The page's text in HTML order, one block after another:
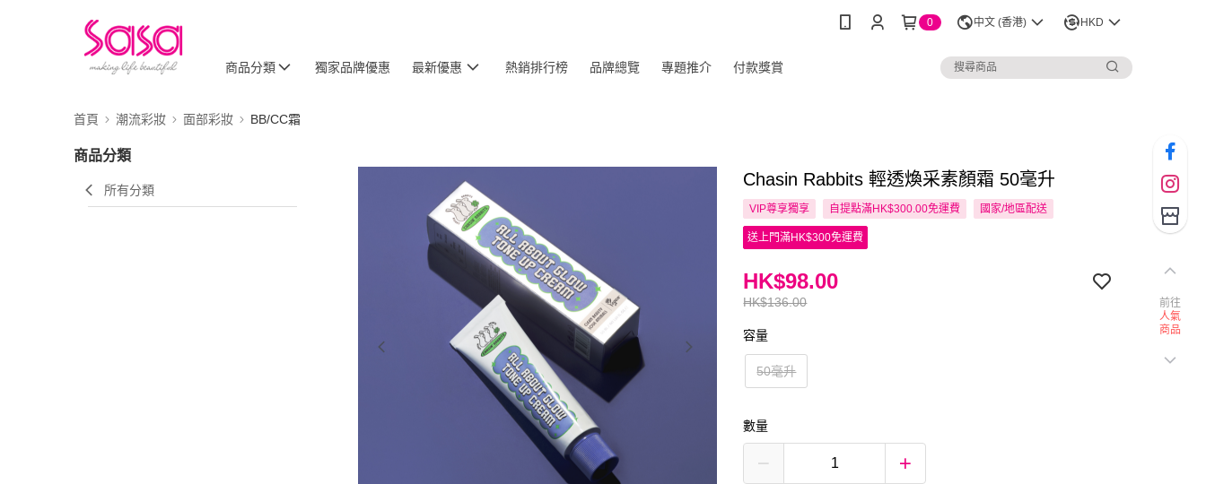
0 中文 (香港) HKD
商品分類 獨家品牌優惠 最新優惠 熱銷排行榜 品牌總覽 專題推介 付款獎賞
首頁 潮流彩妝 面部彩妝 BB/CC霜
商品分類
所有分類
Chasin Rabbits 輕透煥采素顏霜 50毫升
VIP尊享獨享 自提點滿HK$300.00免運費 國家/地區配送
送上門滿HK$300免運費
HK$136.00
HK$98.00
容量
50毫升
數量
前往
人氣
商品